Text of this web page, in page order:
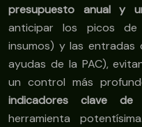
presupuesto anual y
anticipar los picos de
insumos) y las
ayudas de la PAC),
un control más
indicadores clave de
herramienta